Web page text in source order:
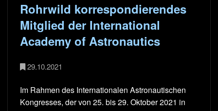
Rohrwild korrespondierendes
Mitglied der International
Academy of Astronautics
29.10.2021
Im Rahmen des Internationalen Astronautischen
Kongresses, der von 25. bis 29. Oktober 2021 in